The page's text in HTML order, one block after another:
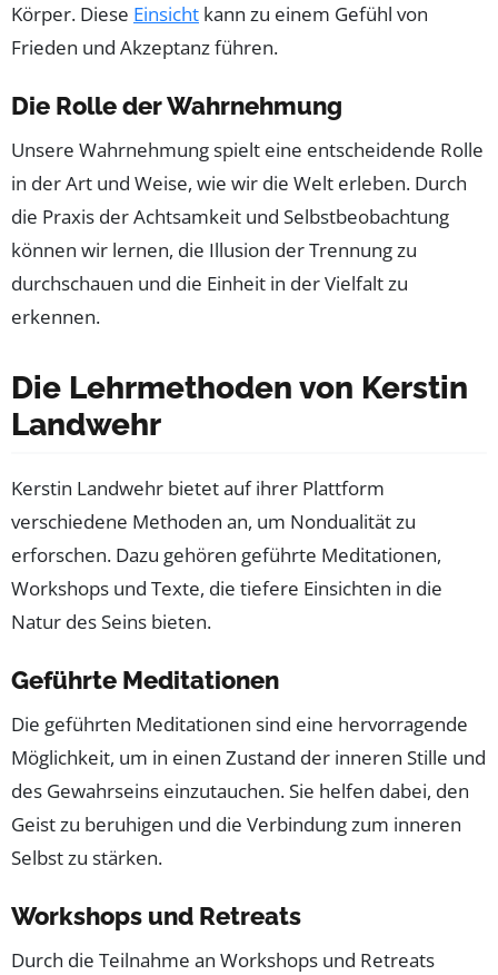
Körper. Diese Einsicht kann zu einem Gefühl von
Frieden und Akzeptanz führen.
Die Rolle der Wahrnehmung
Unsere Wahrnehmung spielt eine entscheidende Rolle
in der Art und Weise, wie wir die Welt erleben. Durch
die Praxis der Achtsamkeit und Selbstbeobachtung
können wir lernen, die Illusion der Trennung zu
durchschauen und die Einheit in der Vielfalt zu
erkennen.
Die Lehrmethoden von Kerstin
Landwehr
Kerstin Landwehr bietet auf ihrer Plattform
verschiedene Methoden an, um Nondualität zu
erforschen. Dazu gehören geführte Meditationen,
Workshops und Texte, die tiefere Einsichten in die
Natur des Seins bieten.
Geführte Meditationen
Die geführten Meditationen sind eine hervorragende
Möglichkeit, um in einen Zustand der inneren Stille und
des Gewahrseins einzutauchen. Sie helfen dabei, den
Geist zu beruhigen und die Verbindung zum inneren
Selbst zu stärken.
Workshops und Retreats
Durch die Teilnahme an Workshops und Retreats